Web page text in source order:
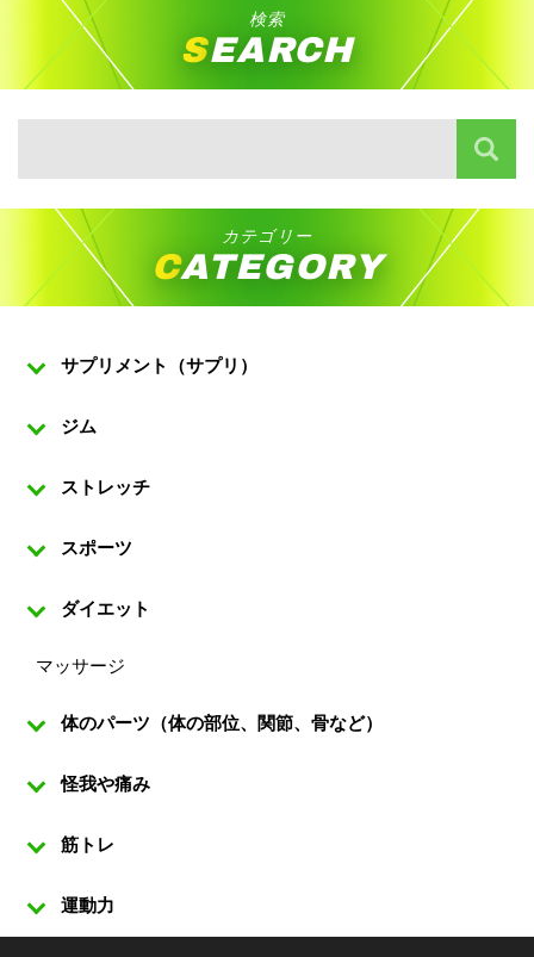
検索
SEARCH
カテゴリー
CATEGORY
サプリメント（サプリ）
ジム
ストレッチ
スポーツ
ダイエット
マッサージ
体のパーツ（体の部位、関節、骨など）
怪我や痛み
筋トレ
運動力